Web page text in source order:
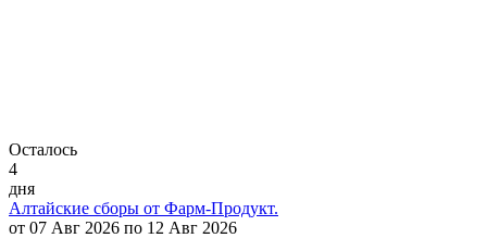
Осталось
4
дня
Алтайские сборы от Фарм-Продукт.
от 07 Авг 2026 по 12 Авг 2026